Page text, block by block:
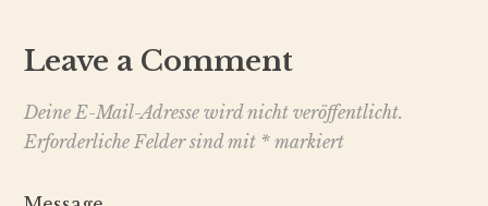
Leave a Comment
Deine E-Mail-Adresse wird nicht veröffentlicht.
Erforderliche Felder sind mit *markiert